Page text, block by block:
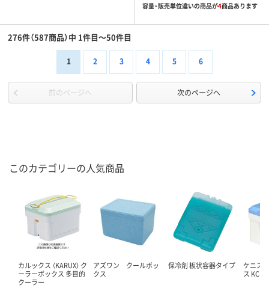
容量・販売単位違いの商品が4商品あります
276件（587商品）中 1件目～50件目
1 2 3 4 5 6
前のページへ 次のページへ
このカテゴリーの人気商品
カルックス （KARUX） ク
ーラーボックス 多目的
クーラー
アズワン クールボッ
クス
保冷剤 板状容器タイプ
ケニス
ス KC